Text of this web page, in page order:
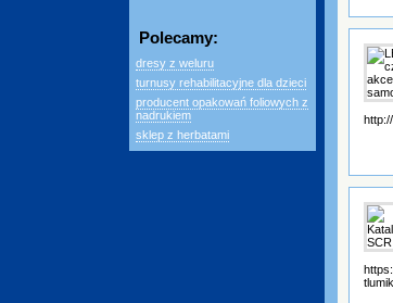
Polecamy:
dresy z weluru
turnusy rehabilitacyjne dla dzieci
producent opakowań foliowych z
nadrukiem
sklep z herbatami